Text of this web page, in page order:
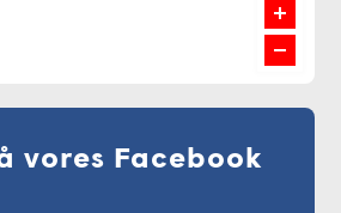
vores Facebook